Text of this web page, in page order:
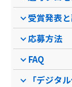
受賞発表
応募方法
FAQ
「デジタ